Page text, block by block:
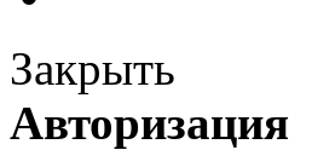
Закрыть
Авторизация